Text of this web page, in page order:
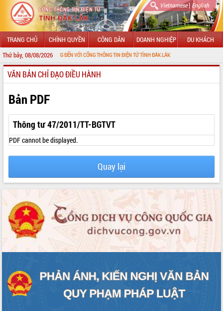
Vietnamese| English
TRANG CHỦ CHÍNH QUYỀN CÔNG DÂN DOANH NGHIỆP DU KHÁCH
Thứ bảy, 08/08/2026
CHÀO MỪNG ĐẾN VỚI CỔNG THÔNG TIN ĐIỆN TỬ TỈNH ĐẮK LẮK
GIỚI THIỆU
LÃNH ĐẠO UBND TỈNH
TIN TỨC SỰ KIỆN
SỞ, BAN, NGÀNH
UBND CÁC XÃ, PHƯỜNG
THÔNG TIN CHỈ ĐẠO ĐIỀU HÀNH
VĂN BẢN HĐND TỈNH
ĐIỂM TIN VĂN BẢN
VĂN BẢN CHỈ ĐẠO ĐIỀU HÀNH
Bản PDF
Thông tư 47/2011/TT-BGTVT
PDF cannot be displayed.
Quay lại